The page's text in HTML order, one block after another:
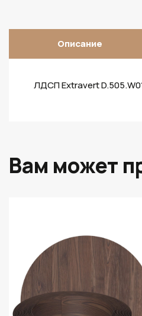
Описание
ЛДСП Extravert
Вам может